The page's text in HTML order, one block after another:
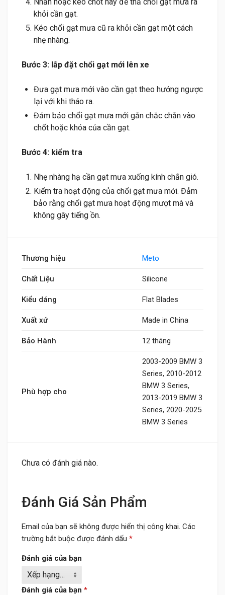
khỏi cần gạt.
Kéo chổi gạt mưa cũ ra khỏi cần gạt một cách
nhẹ nhàng.
Bước 3: lắp đặt chổi gạt mới lên xe
Đưa gạt mưa mới vào cần gạt theo hướng ngược
lại với khi tháo ra.
Đảm bảo chổi gạt mưa mới gắn chắc chắn vào
chốt hoặc khóa của cần gạt.
Bước 4: kiểm tra
Nhẹ nhàng hạ cần gạt mưa xuống kính chắn gió.
Kiểm tra hoạt động của chổi gạt mưa mới. Đảm
bảo rằng chổi gạt mưa hoạt động mượt mà và
không gây tiếng ồn.
Thương hiệu Meto
Chất Liệu Silicone
Kiểu dáng Flat Blades
Xuất xứ Made in China
Bảo Hành 12 tháng
Phù hợp cho
2003-2009 BMW 3
Series, 2010-2012
BMW 3 Series,
2013-2019 BMW 3
Series, 2020-2025
BMW 3 Series
Chưa có đánh giá nào.
Đánh Giá Sản Phẩm
Email của bạn sẽ không được hiển thị công khai. Các
trường bắt buộc được đánh dấu *
Đánh giá của bạn
Đánh giá của bạn *